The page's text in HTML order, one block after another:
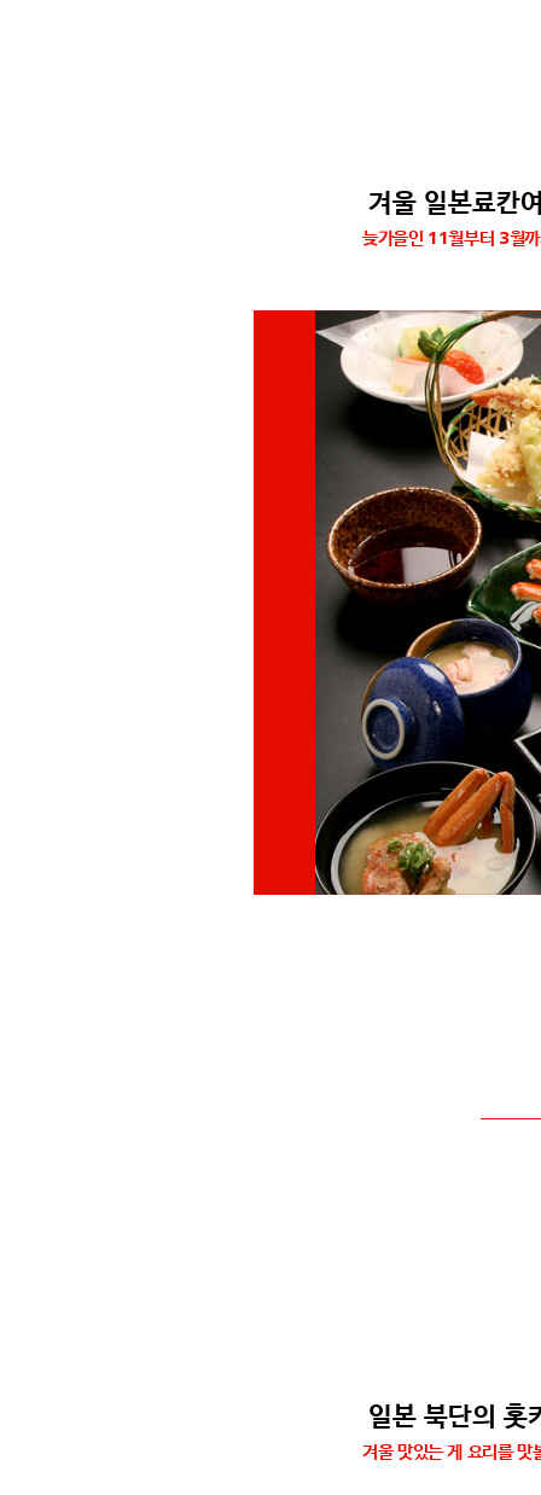
겨울 일본료칸
늦가을인 11월부터 3월
일본 북단의 홋
겨울 맛있는 게 요리를 맛